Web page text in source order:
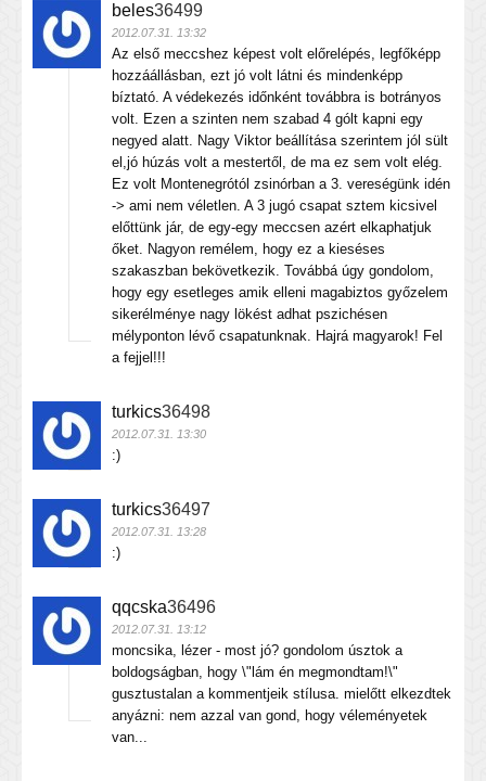
beles36499
2012.07.31. 13:32
Az első meccshez képest volt előrelépés, legfőképp
hozzáállásban, ezt jó volt látni és mindenképp
bíztató. A védekezés időnként továbbra is botrányos
volt. Ezen a szinten nem szabad 4 gólt kapni egy
negyed alatt. Nagy Viktor beállítása szerintem jól sült
el,jó húzás volt a mestertől, de ma ez sem volt elég.
Ez volt Montenegrótól zsinórban a 3. vereségünk idén
-> ami nem véletlen. A 3 jugó csapat sztem kicsivel
előttünk jár, de egy-egy meccsen azért elkaphatjuk
őket. Nagyon remélem, hogy ez a kieséses
szakaszban bekövetkezik. Továbbá úgy gondolom,
hogy egy esetleges amik elleni magabiztos győzelem
sikerélménye nagy lökést adhat pszichésen
mélyponton lévő csapatunknak. Hajrá magyarok! Fel
a fejjel!!!
turkics36498
2012.07.31. 13:30
:)
turkics36497
2012.07.31. 13:28
:)
qqcska36496
2012.07.31. 13:12
moncsika, lézer - most jó? gondolom úsztok a
boldogságban, hogy \"lám én megmondtam!\"
gusztustalan a kommentjeik stílusa. mielőtt elkezdtek
anyázni: nem azzal van gond, hogy véleményetek
van...